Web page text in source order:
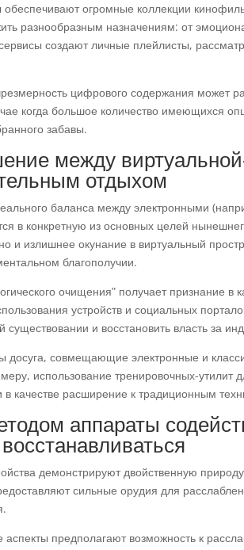
огромные коллекции
разнообразным назначениям: от
создают личные плейлисты,
цифрового содержания может
когда большое количество имеющихся
забавы.
между
отдыхом
баланса между электронными
в конкретную из основных целей
и излишнее окунание в виртуальный
благополучии.
очищения” получает признание
устройств и социальных
существовании и восстановить власть за
досуга, совмещающие электронные и
использование тренировочных-утилит
в качестве расширение к традиционным
аппараты
демонстрируют двойственную
сильные орудия для
аспекты предполагают возможность к